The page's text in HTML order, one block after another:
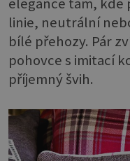
linie, neutrální
bílé přehozy. Pár
pohovce s imitací
příjemný švih.